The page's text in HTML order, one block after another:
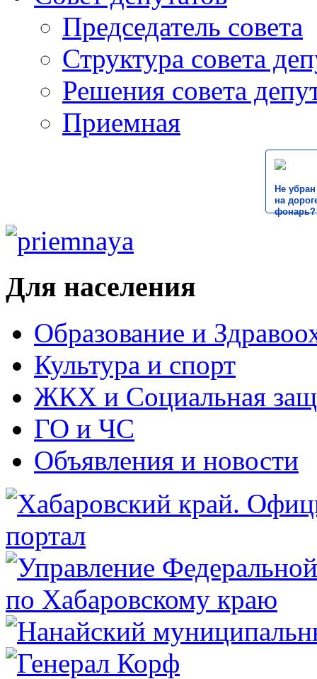
Председатель совета
Структура совета
Решения совета
Приемная
Не
на
фонарь?
Для населения
Образование и
Культура и спорт
ЖКХ и Социальная
ГО и ЧС
Объявления и новости